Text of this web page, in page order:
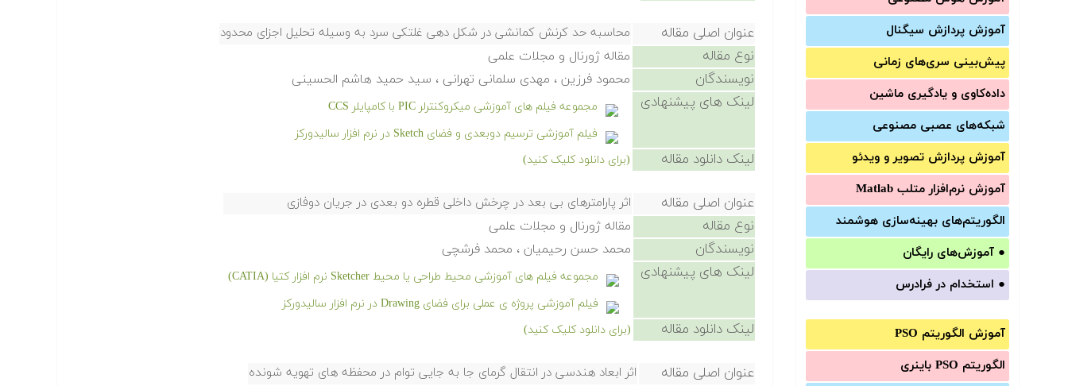
آموزش‌ پردازش سیگنال
پیش‌‌بینی سری‌‌های زمانی
داده‌کاوی و یادگیری ماشین
شبکه‌های عصبی مصنوعی
آموزش‌ پردازش تصویر و ویدئو
آموزش‌ نرم‌افزار متلب Matlab
الگوریتم‌های بهینه‌سازی هوشمند
● آموزش‌های رایگان
● استخدام در فرادرس
آموزش الگوریتم PSO
الگوریتم PSO باینری
عنوان اصلی مقاله محاسبه حد کرنش کمانشی در شکل دهی غلتکی سرد به وسیله تحلیل اجزای محدود
نوع مقاله مقاله ژورنال و مجلات علمی
نویسندگان محمود فرزین ، مهدی سلمانی تهرانی ، سید حمید هاشم الحسینی
لینک های پیشنهادی
مجموعه فیلم های آموزشی میکروکنترلر PIC با کامپایلر CCS
فیلم آموزشی ترسیم دوبعدی و فضای Sketch در نرم افزار سالیدورکز
لینک دانلود مقاله (برای دانلود کلیک کنید)
عنوان اصلی مقاله اثر پارامترهای بی بعد در چرخش داخلی قطره دو بعدی در جریان دوفازی
نوع مقاله مقاله ژورنال و مجلات علمی
نویسندگان محمد حسن رحیمیان ، محمد فرشچی
لینک های پیشنهادی
مجموعه فیلم های آموزشی محیط طراحی یا محیط Sketcher نرم افزار کتیا (CATIA)
فیلم آموزشی پروژه ی عملی برای فضای Drawing در نرم افزار سالیدورکز
لینک دانلود مقاله (برای دانلود کلیک کنید)
عنوان اصلی مقاله اثر ابعاد هندسی در انتقال گرمای جا به جایی توام در محفظه های تهویه شونده